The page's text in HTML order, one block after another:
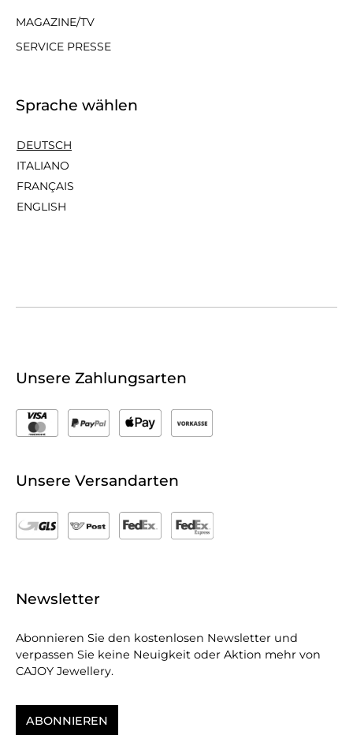
MAGAZINE/TV
SERVICE PRESSE
Sprache wählen
DEUTSCH
ITALIANO
FRANÇAIS
ENGLISH
Unsere Zahlungsarten
Unsere Versandarten
Newsletter
Abonnieren Sie den kostenlosen Newsletter und
verpassen Sie keine Neuigkeit oder Aktion mehr von
CAJOY Jewellery.
ABONNIEREN